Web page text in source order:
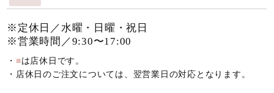
※定休日／水曜・日曜・祝日
※営業時間／9:30〜17:00
・ ■は店休日です。
・店休日のご注文については、翌営業日の対応となります。